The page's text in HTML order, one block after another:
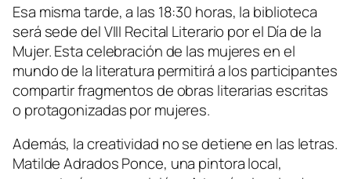
Esa misma tarde, a las 18:30 horas, la biblioteca
será sede del VIII Recital Literario por el Día de la
Mujer. Esta celebración de las mujeres en el
mundo de la literatura permitirá a los participantes
compartir fragmentos de obras literarias escritas
o protagonizadas por mujeres.
Además, la creatividad no se detiene en las letras.
Matilde Adrados Ponce, una pintora local,